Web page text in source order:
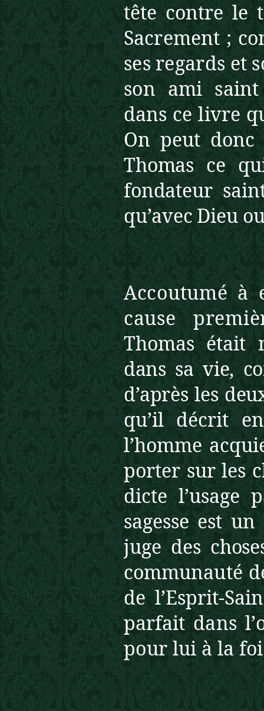
tête contre le
Sacrement ;
ses regards et
son ami
dans ce livre
On peut
Thomas ce
fondateur
qu’avec Dieu
Accoutumé à
cause
Thomas était
dans sa vie,
d’après les
qu’il décrit
l’homme
porter sur les
dicte
sagesse est
juge des
communauté
de l’Esprit-
parfait dans
pour lui à la